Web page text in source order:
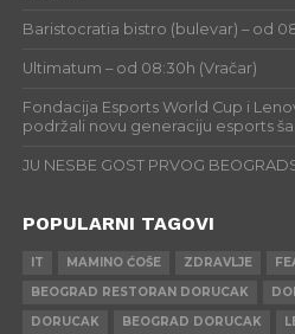
Baristocratia bistro (bulevar) – od
Ultimatum – od 08:30h (Vračar)
Fondacija Esports World Cup i
podržali novu generaciju esports
JU NESBE GOST PRVOG
POPULARNI TAGOVI
IT MAMINO ĆOŠE ZDRAVLJE
BEOGRAD RESTORAN DORUCAK
DORUCAK
BEOGRAD DORUCAK